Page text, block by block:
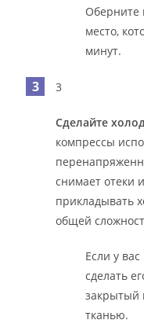
Оберните
место,
минут.
3
Сделайте
компрессы
снимает отеки
прикладывать
общей
Если у
сделать
закрытый
тканью.